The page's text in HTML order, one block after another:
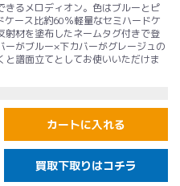
きるメロディオン。色はブルーとピ
ース比約60％軽量なセミハードケ
射材を塗布したネームタグ付きで登
がブルー×下カバーがグレージュの
譜面立てとしてお使いいただけま
カートに入れる
買取下取りはコチラ